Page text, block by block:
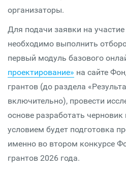
организаторы.
Для подачи заявки на
необходимо выполнить
первый модуль базового
проектирование» на сайте
грантов (до раздела
включительно), провести
основе разработать
условием будет подготовка
именно во втором конкурсе
грантов 2026 года.